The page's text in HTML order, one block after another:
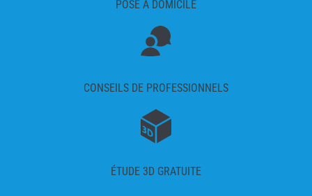
POSE À DOMICILE
CONSEILS DE PROFESSIONNELS
ÉTUDE 3D GRATUITE